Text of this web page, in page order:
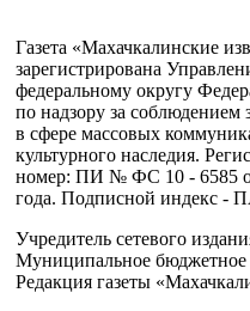
Газета «Махачкалинские
зарегистрирована
федеральному округу
по надзору за соблюдением
в сфере массовых
культурного наследия.
номер: ПИ № ФС 10 - 6585
года. Подписной индекс -
Учредитель сетевого
Муниципальное бюджетное
Редакция газеты